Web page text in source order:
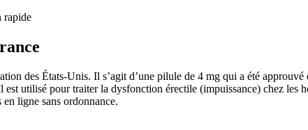
rapide
des États-Unis. Il s’agit d’une pilule de 4 mg qui a été
utilisé pour traiter la dysfonction érectile (impuissance) chez
ligne sans ordonnance.